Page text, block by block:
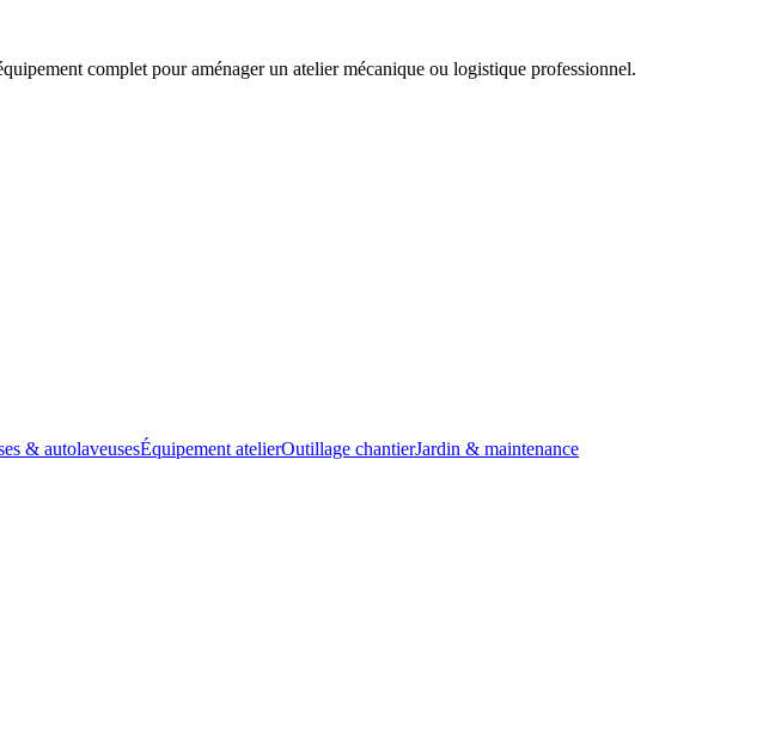
complet pour aménager un atelier mécanique ou logistique professionnel.
& autolaveusesÉquipement atelierOutillage chantierJardin & maintenance